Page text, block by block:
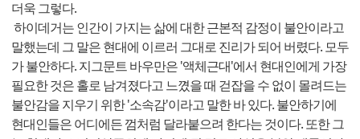
더욱 그렇다.
하이데거는 인간이 가지는 삶에 대한 근본적 감정이 불안이라고
말했는데 그 말은 현대에 이르러 그대로 진리가 되어 버렸다. 모두
가 불안하다. 지그문트 바우만은 '액체근대'에서 현대인에게 가장
필요한 것은 홀로 남겨졌다고 느꼈을 때 걷잡을 수 없이 몰려드는
불안감을 지우기 위한 '소속감'이라고 말한 바 있다. 불안하기에
현대인들은 어디에든 껌처럼 달라붙으려 한다는 것이다. 또한 그